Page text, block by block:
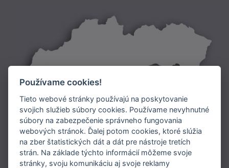
Doprava:
Platba:
Používame cookies!
Tieto webové stránky používajú na poskytovanie
svojich služieb súbory cookies. Používame nevyhnutné
súbory na zabezpečenie správneho fungovania
webových stránok. Ďalej potom cookies, ktoré slúžia
na zber štatistických dát a dát pre nástroje tretích
strán. Na základe týchto informácií môžeme svoje
stránky, svoju komunikáciu aj svoje reklamy